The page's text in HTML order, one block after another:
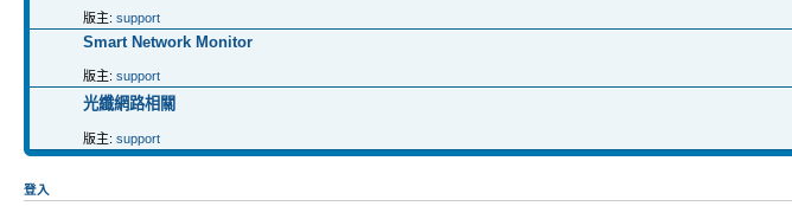
版主: support
Smart Network Monitor
版主: support
光纖網路相關
版主: support
登入